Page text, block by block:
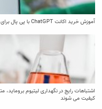
آموزش خرید اکانت ChatGPT با پی پال برای کاربران ایرانی
اشتباهات رایج در نگهداری لیتیوم
کیفیت می‌ شوند